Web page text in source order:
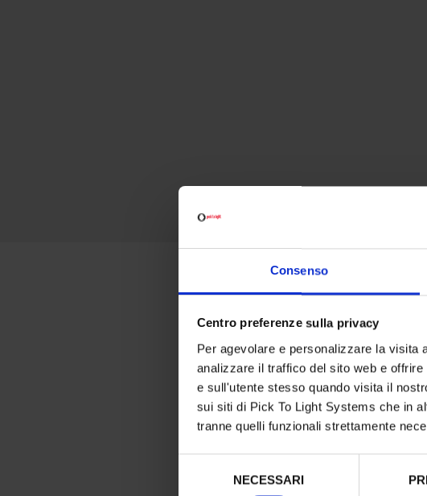
Consenso
Centro preferenze sulla privacy
Per agevolare e personalizzare la visita
analizzare il traffico del sito web e
e sull'utente stesso quando visita il
sui siti di Pick To Light Systems che in
tranne quelli funzionali strettamente
NECESSARI
Perché